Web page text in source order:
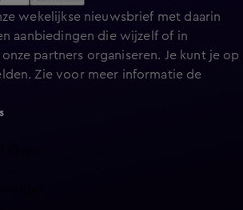
wekelijkse nieuwsbrief met daarin
aanbiedingen die wijzelf of in
partners organiseren. Je kunt je op
Zie voor meer informatie de